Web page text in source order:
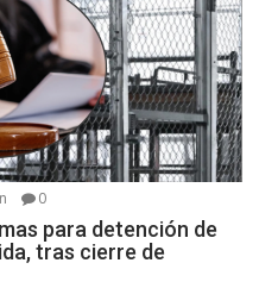
0
para detención de
tras cierre de